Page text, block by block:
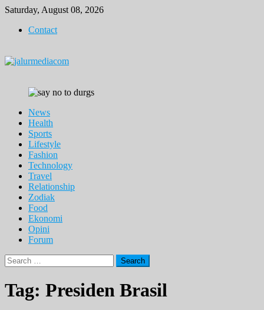
Skip
content
Saturday, August 08, 2026
Contact
News
Health
Sports
Lifestyle
Fashion
Technology
Travel
Relationship
Zodiak
Food
Ekonomi
Opini
Forum
Search
for:
Tag: Presiden Brasil